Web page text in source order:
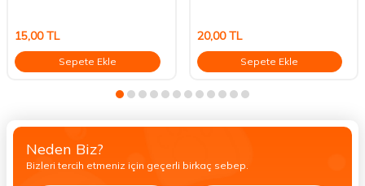
15,00TL
Sepete Ekle
20,00TL
Sepete Ekle
Neden Biz?
Bizleri tercih etmeniz için geçerli birkaç sebep.